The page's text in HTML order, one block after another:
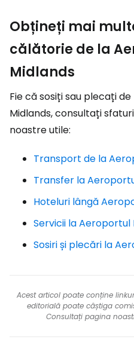
Obțineți mai
călătorie de la
Midlands
Fie că sosiți sau plecați
Midlands, consultați
noastre utile:
Transport de la
Transfer la
Hoteluri lângă
Servicii la Aeroportul
Sosiri și plecări la
Acest articol poate conține
editorială poate câștiga
Consultați pagina